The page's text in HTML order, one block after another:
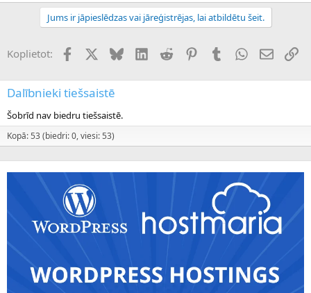
Jums ir jāpieslēdzas vai jāreģistrējas, lai atbildētu šeit.
Koplietot: FacebookX (Twitter)
BlueskyLinkedInReddit PinterestTumblrWhatsApp
E-pasts
Dalībnieki tiešsaistē
Šobrīd nav biedru tiešsaistē.
Kopā: 53 (biedri: 0, viesi: 53)